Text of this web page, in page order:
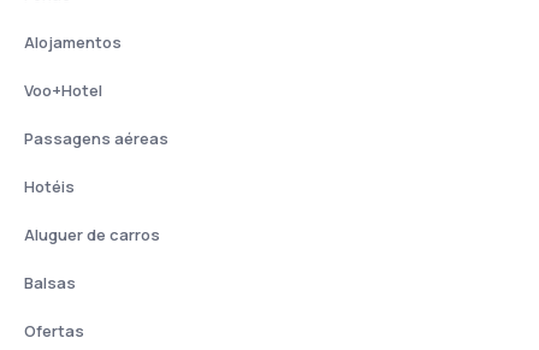
Alojamentos
Voo+Hotel
Passagens aéreas
Hotéis
Aluguer de carros
Balsas
Ofertas